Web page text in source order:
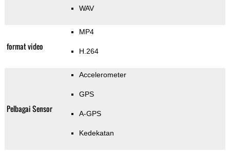
WAV
format video
MP4
H.264
Pelbagai Sensor
Accelerometer
GPS
A-GPS
Kedekatan